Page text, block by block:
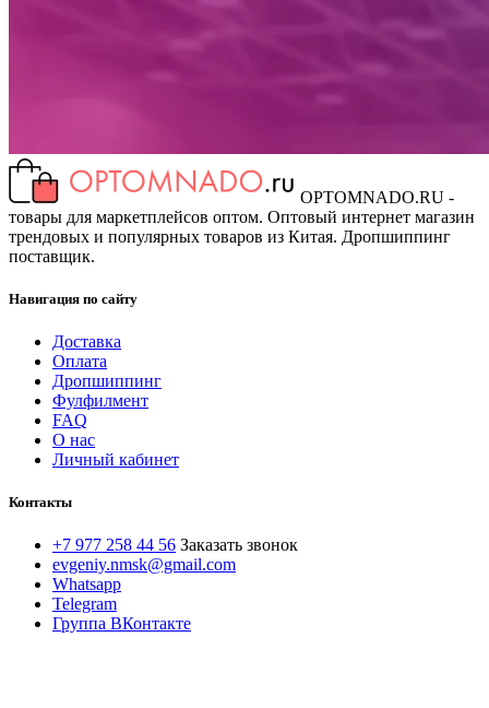
OPTOMNADO.RU -
товары для маркетплейсов оптом. Оптовый интернет магазин
трендовых и популярных товаров из Китая. Дропшиппинг
поставщик.
Навигация по сайту
Доставка
Оплата
Дропшиппинг
Фулфилмент
FAQ
О нас
Личный кабинет
Контакты
+7 977 258 44 56 Заказать звонок
evgeniy.nmsk@gmail.com
Whatsapp
Telegram
Группа ВКонтакте